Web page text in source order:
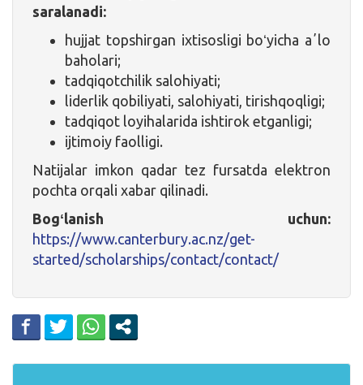
saralanadi:
hujjat topshirgan ixtisosligi boʻyicha aʼlo
baholari;
tadqiqotchilik salohiyati;
liderlik qobiliyati, salohiyati, tirishqoqligi;
tadqiqot loyihalarida ishtirok etganligi;
ijtimoiy faolligi.
Natijalar imkon qadar tez fursatda elektron
pochta orqali xabar qilinadi.
Bogʻlanish uchun:
https://www.canterbury.ac.nz/get-
started/scholarships/contact/contact/